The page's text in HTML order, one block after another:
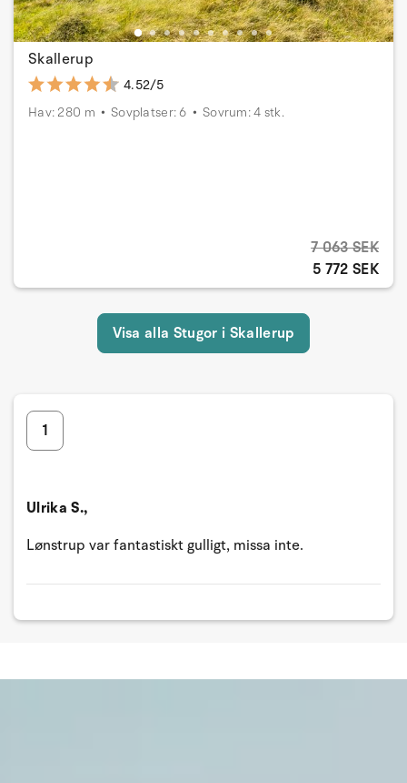
Skallerup
4.52/5
Hav: 280 m
Sovplatser: 6 Sovrum: 4 stk.
7 063 SEK
5 772 SEK
Visa alla Stugor i Skallerup
1
Ulrika S.,
Lønstrup var fantastiskt gulligt, missa inte.